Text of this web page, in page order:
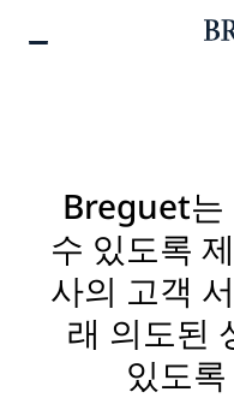
Breguet는
수 있도록
사의 고객
래 의도된
있도